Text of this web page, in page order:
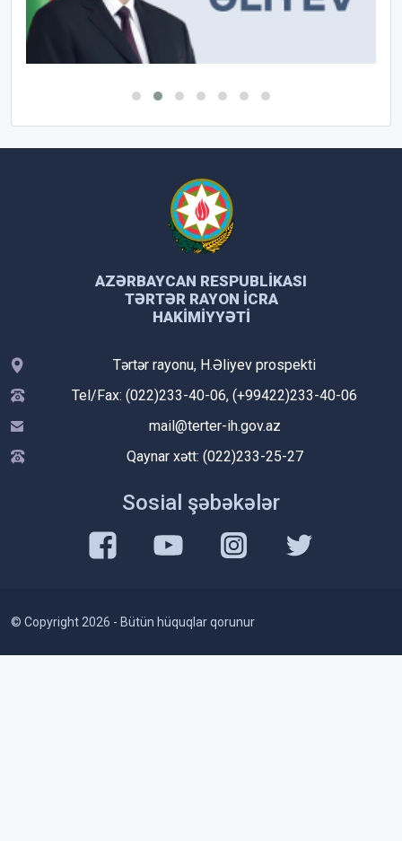
AZƏRBAYCAN RESPUBLIKASI
TƏRTƏR RAYON İCRA
HAKIMIYYƏTI
Tərtər rayonu, H.Əliyev prospekti
Tel/Fax: (022)233-40-06, (+99422)233-40-06
mail@terter-ih.gov.az
Qaynar xətt: (022)233-25-27
Sosial şəbəkələr
© Copyright 2026 - Bütün hüquqlar qorunur